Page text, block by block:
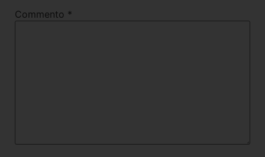
Commento *